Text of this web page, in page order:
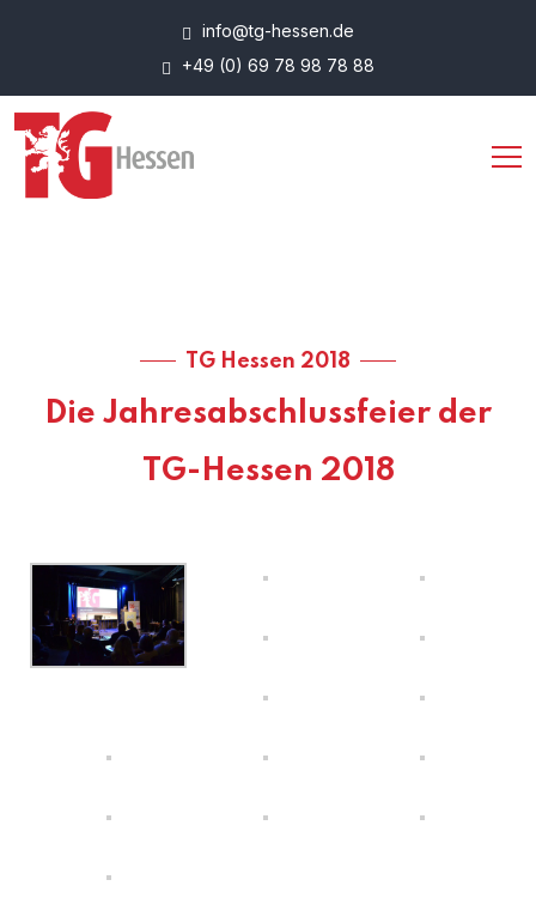
info@tg-hessen.de
+49 (0) 69 78 98 78 88
TG Hessen 2018
Die Jahresabschlussfeier der
TG-Hessen 2018